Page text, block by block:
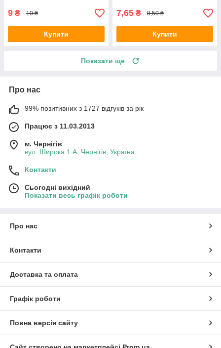
9 ₴ 10 ₴
Купити
7,65 ₴ 8,50 ₴
Купити
Показати ще
Про нас
99% позитивних з 1727 відгуків за рік
Працює з 11.03.2013
м. Чернігів
вул. Широка 1 А, Чернігів, Україна
Контакти
Сьогодні вихідний
Показати весь графік роботи
Про нас
Контакти
Доставка та оплата
Графік роботи
Повна версія сайту